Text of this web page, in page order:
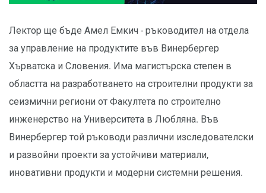
Лектор ще бъде Амел Емкич - ръководител на отдела
за управление на продуктите във Винербергер
Хърватска и Словения. Има магистърска степен в
областта на разработването на строителни продукти за
сеизмични региони от Факултета по строително
инженерство на Университета в Любляна. Във
Винербергер той ръководи различни изследователски
и развойни проекти за устойчиви материали,
иновативни продукти и модерни системни решения.